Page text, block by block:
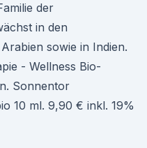
der
in den
sowie in Indien.
- Wellness Bio-
Sonnentor
10 ml. 9,90 € inkl. 19%